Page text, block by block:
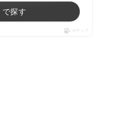
で探す
ポチップ